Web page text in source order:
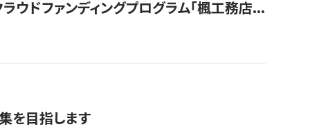
ドファンディングプログラム「楓工務店...
を目指します